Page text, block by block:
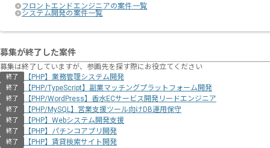
フロントエンドエンジニアの案件一覧
システム開発の案件一覧
募集が終了した案件
募集は終了していますが、参画先を探す際にお役立てください
終了 【PHP】業務管理システム開発
終了 【PHP/TypeScript】副業マッチングプラットフォーム開発
終了 【PHP/WordPress】香水ECサービス開発リードエンジニア
終了 【PHP/MySQL】営業支援ツール向けDB運用保守
終了 【PHP】Webシステム開発支援
終了 【PHP】パチンコアプリ開発
終了 【PHP】賃貸検索サイト開発